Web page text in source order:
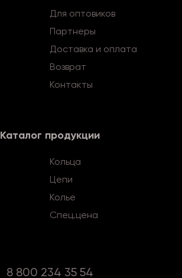
Для оптовиков
Партнеры
Доставка и оплата
Возврат
Контакты
Каталог продукции
Кольца
Цепи
Колье
Спец.цена
8 800 234 35 54